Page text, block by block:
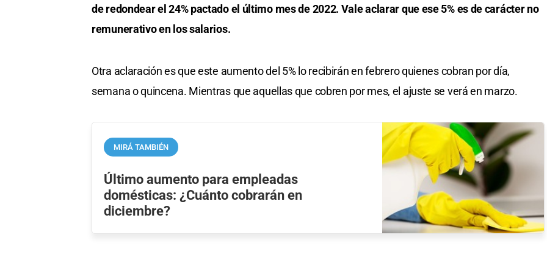
de redondear el 24% pactado el último mes de 2022. Vale aclarar que ese 5% es de carácter no
remunerativo en los salarios.
Otra aclaración es que este aumento del 5% lo recibirán en febrero quienes cobran por día,
semana o quincena. Mientras que aquellas que cobren por mes, el ajuste se verá en marzo.
MIRÁ TAMBIÉN
Último aumento para empleadas
domésticas: ¿Cuánto cobrarán en
diciembre?